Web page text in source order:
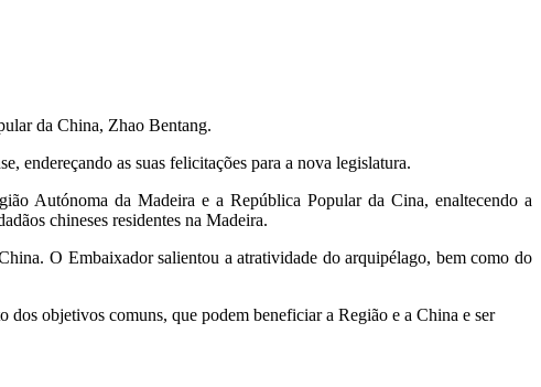
da China, Zhao Bentang.
endereçando as suas felicitações para a nova legislatura.
Autónoma da Madeira e a República Popular da Cina, enaltecendo a
chineses residentes na Madeira.
O Embaixador salientou a atratividade do arquipélago, bem como do
objetivos comuns, que podem beneficiar a Região e a China e ser